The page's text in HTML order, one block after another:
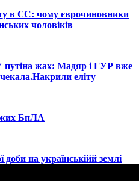
в ЄС: чому єврочиновники
чоловіків
путіна жах: Мадяр і ГУР вже
еліту
БпЛА
на українськійй землі